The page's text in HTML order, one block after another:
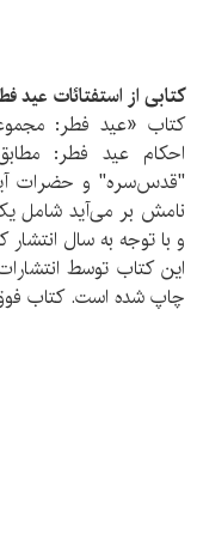
کتابی از استفتائات عید
کتاب «عید فطر:
احکام عید فطر:
"قدس‌سره" و حضرات
نامش بر می‌آید شامل
و با توجه به سال انتشار کتاب، تا سال
این کتاب توسط
چاپ شده است. کتاب فوق شامل